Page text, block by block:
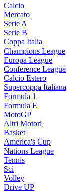
Calcio
Mercato
Serie A
Serie B
Coppa Italia
Champions League
Europa League
Conference League
Calcio Estero
Supercoppa Italiana
Formula 1
Formula E
MotoGP
Altri Motori
Basket
America's Cup
Nations League
Tennis
Sci
Volley
Drive UP